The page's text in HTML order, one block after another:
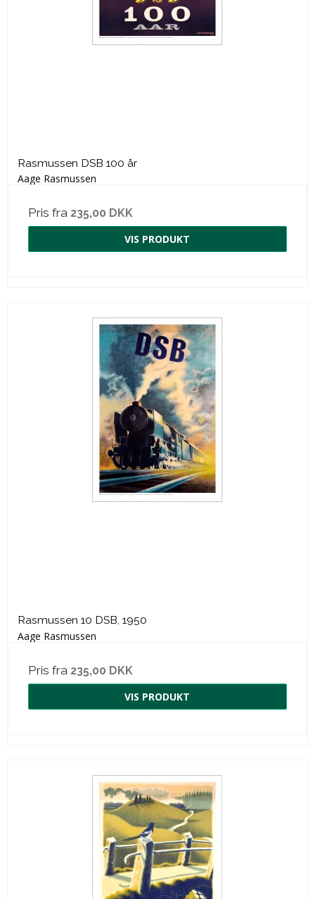
Rasmussen DSB 100 år
Aage Rasmussen
Pris fra 235,00 DKK
VIS PRODUKT
Rasmussen 10 DSB, 1950
Aage Rasmussen
Pris fra 235,00 DKK
VIS PRODUKT